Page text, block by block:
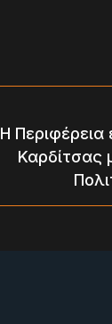
Η Περιφέρεια
Καρδίτσας